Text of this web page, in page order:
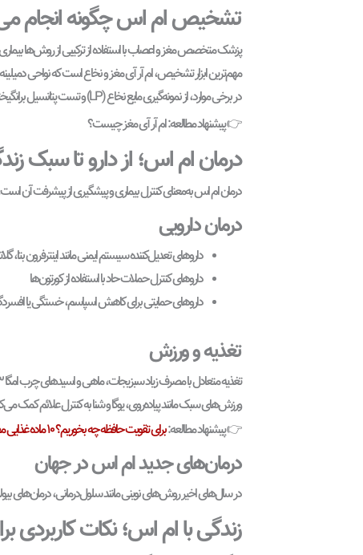
تشخیص ام اس چگونه انجام
پزشک متخصص مغز و اعصاب با استفاده از ترکیبی از روش‌ها
مهم‌ترین ابزار تشخیص، ام آر آی مغز و نخاع است که نواحی
در برخی موارد، از نمونه‌گیری مایع نخاع (LP) و تست پتانسیل برانگیخته برای تأیید تشخیص استفاده می‌شود.
👉 پیشنهاد مطالعه: ام آر آی مغز چیست؟
درمان ام اس؛ از دارو تا سبک
درمان ام اس به‌معنای کنترل بیماری و پیشگیری از پیشرفت آن
درمان دارویی
داروهای تعدیل‌کننده سیستم ایمنی مانند اینترفرون بتا،
داروهای کنترل حملات حاد با استفاده از کورتون‌ها
داروهای حمایتی برای کاهش اسپاسم، خستگی یا
تغذیه و ورزش
تغذیه متعادل با مصرف زیاد سبزیجات، ماهی و اسیدهای چرب امگا ۳ می‌تواند به بهبود عملکرد سیستم عصبی کمک کند.
ورزش‌های سبک مانند پیاده‌روی، یوگا و شنا به کنترل علائم کمک
👉 پیشنهاد مطالعه:برای تقویت حافظه چه بخوریم؟ ۱۰ ماده غذایی مفید برای مغز
درمان‌های جدید ام اس در جهان
در سال‌های اخیر روش‌های نوینی مانند سلول‌درمانی، درمان‌های
زندگی با ام اس؛ نکات کاربردی